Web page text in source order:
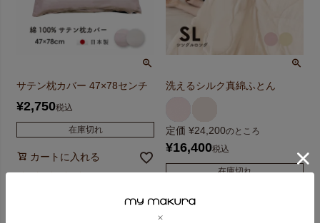
サテン枕カバー 47×78センチ
¥2,750税込
在庫切れ
カートに入れる
洗えるシルク真綿ふとん
定価 ¥24,200のところ
¥16,400税込
在庫切れ
カートに入れる